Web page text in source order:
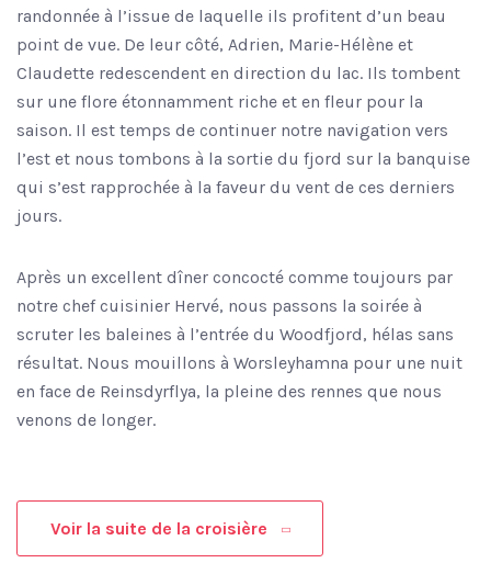
randonnée à l’issue de laquelle ils profitent d’un beau
point de vue. De leur côté, Adrien, Marie-Hélène et
Claudette redescendent en direction du lac. Ils tombent
sur une flore étonnamment riche et en fleur pour la
saison. Il est temps de continuer notre navigation vers
l’est et nous tombons à la sortie du fjord sur la banquise
qui s’est rapprochée à la faveur du vent de ces derniers
jours.
Après un excellent dîner concocté comme toujours par
notre chef cuisinier Hervé, nous passons la soirée à
scruter les baleines à l’entrée du Woodfjord, hélas sans
résultat. Nous mouillons à Worsleyhamna pour une nuit
en face de Reinsdyrflya, la pleine des rennes que nous
venons de longer.
Voir la suite de la croisière